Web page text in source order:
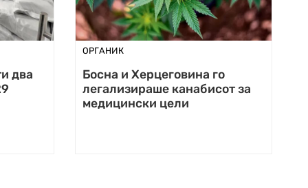
два
ОРГАНИК
Босна и Херцеговина го
легализираше канабисот за
медицински цели